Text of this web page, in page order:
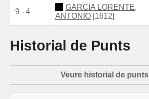
9 - 4
GARCIA LORENTE,
ANTONIO [1612]
Historial de Punts
Veure historial de punts